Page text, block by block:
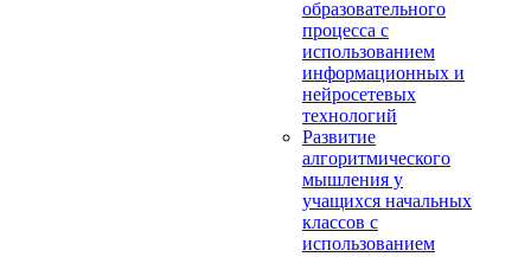
образовательного
процесса с
использованием
информационных и
нейросетевых
технологий
Развитие
алгоритмического
мышления у
учащихся начальных
классов с
использованием